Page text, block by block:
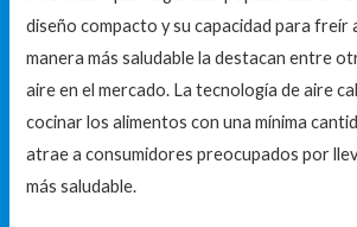
diseño compacto y su capacidad para freír
manera más saludable la destacan entre
aire en el mercado. La tecnología de aire
cocinar los alimentos con una mínima
atrae a consumidores preocupados por
más saludable.